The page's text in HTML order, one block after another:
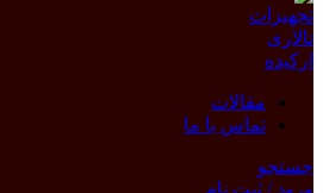
مقالات
تماس با ما
جستجو
ورود / ثبت نام